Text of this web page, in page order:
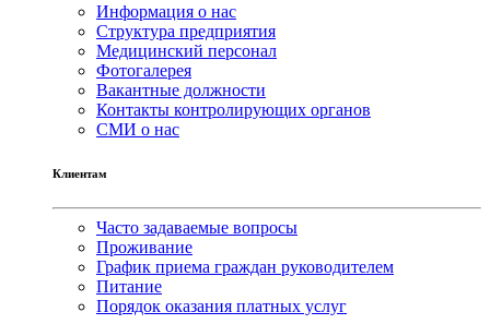
Информация о нас
Структура предприятия
Медицинский персонал
Фотогалерея
Вакантные должности
Контакты контролирующих органов
СМИ о нас
Клиентам
Часто задаваемые вопросы
Проживание
График приема граждан руководителем
Питание
Порядок оказания платных услуг